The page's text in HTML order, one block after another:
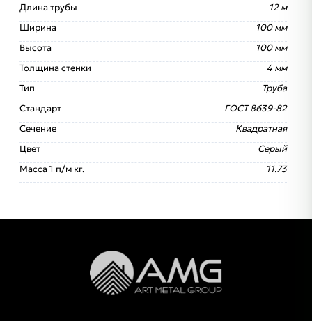
Длина трубы
12 м
Ширина
100 мм
Высота
100 мм
Толщина стенки
4 мм
Тип
Труба
Стандарт
ГОСТ 8639-82
Сечение
Квадратная
Цвет
Серый
Масса 1 п/м кг.
11.73